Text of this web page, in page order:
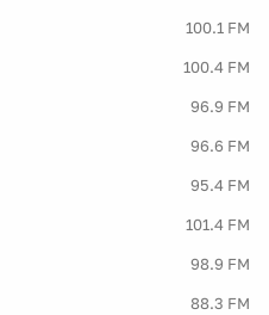
100.1 FM
100.4 FM
96.9 FM
96.6 FM
95.4 FM
101.4 FM
98.9 FM
88.3 FM